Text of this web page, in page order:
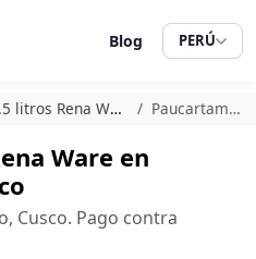
Blog PERÚ
litros Rena Ware Paucartambo
Ware en
Cusco. Pago contra